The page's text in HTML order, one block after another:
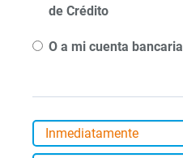
de Crédito
O a mi cuenta bancaria